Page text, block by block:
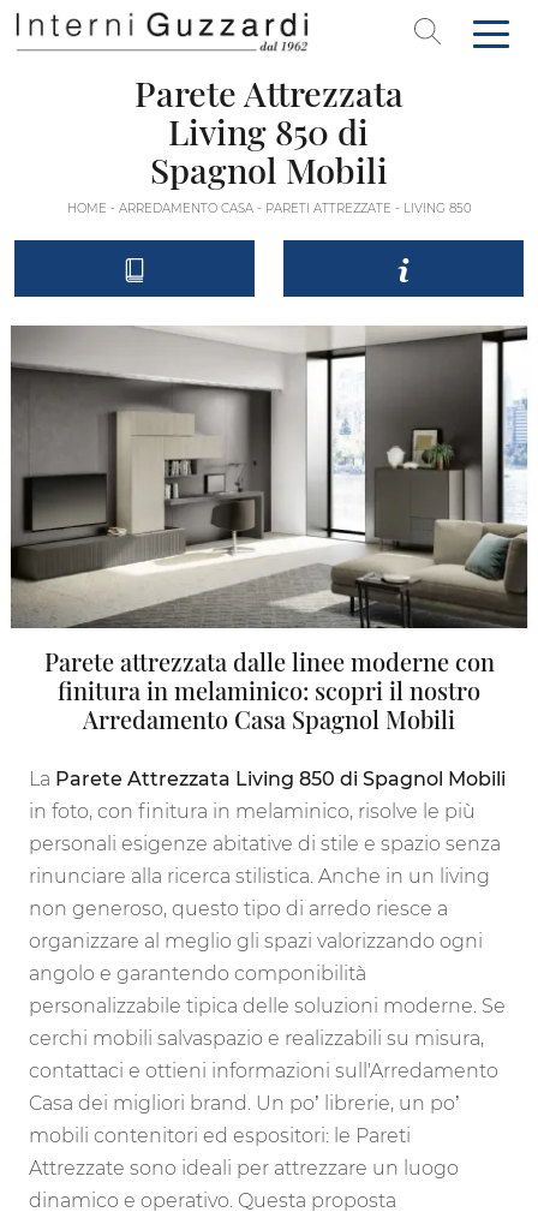
Parete Attrezzata
Living 850 di
Spagnol Mobili
HOME - ARREDAMENTO CASA- PARETI ATTREZZATE - LIVING 850
Parete attrezzata dalle linee moderne con
finitura in melaminico: scopri il nostro
Arredamento Casa Spagnol Mobili
La Parete Attrezzata Living 850 di Spagnol Mobili
in foto, con finitura in melaminico, risolve le più
personali esigenze abitative di stile e spazio senza
rinunciare alla ricerca stilistica. Anche in un living
non generoso, questo tipo di arredo riesce a
organizzare al meglio gli spazi valorizzando ogni
angolo e garantendo componibilità
personalizzabile tipica delle soluzioni moderne. Se
cerchi mobili salvaspazio e realizzabili su misura,
contattaci e ottieni informazioni sull'Arredamento
Casa dei migliori brand. Un po’ librerie, un po’
mobili contenitori ed espositori: le Pareti
Attrezzate sono ideali per attrezzare un luogo
dinamico e operativo. Questa proposta